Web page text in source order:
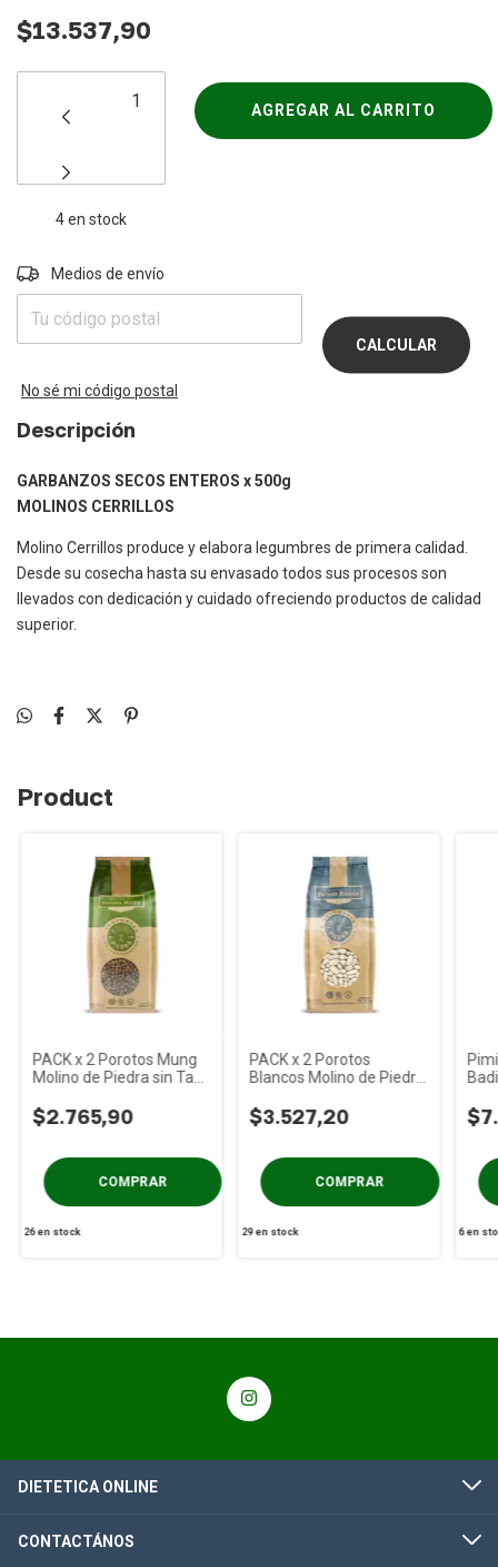
$13.537,90
4en stock
Entregas para el CP:
Medios de envío
CALCULAR
No sé mi código postal
Descripción
GARBANZOS SECOS ENTEROS x 500g
MOLINOS CERRILLOS
Molino Cerrillos produce y elabora legumbres de primera calidad.
Desde su cosecha hasta su envasado todos sus procesos son
llevados con dedicación y cuidado ofreciendo productos de calidad
superior.
Product
PACK x 2 Porotos Mung
Molino de Piedra sin Tacc
$2.765,90
26en stock
PACK x 2 Porotos
Blancos Molino de Piedra
$3.527,20
29en stock 6en
DIETETICA ONLINE
CONTACTÁNOS